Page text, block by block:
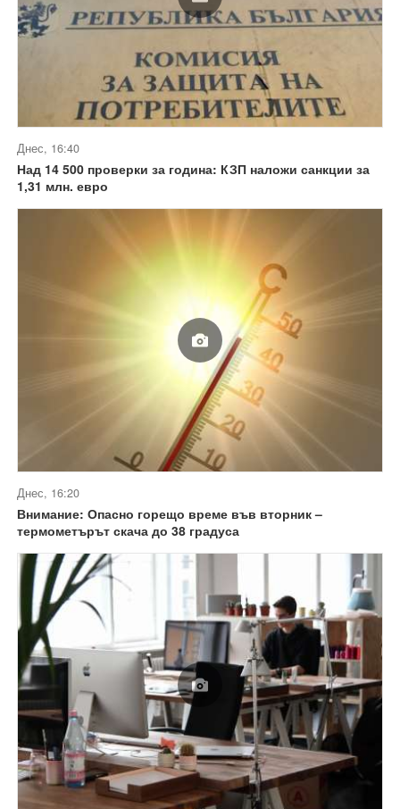
Днес, 16:40
Над 14 500 проверки за година: КЗП наложи санкции за
1,31 млн. евро
Днес, 16:20
Внимание: Опасно горещо време във вторник –
термометърът скача до 38 градуса